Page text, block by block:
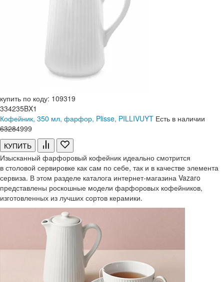
купить по коду: 109319
334235BX1
Кофейник, 350 мл, фарфор, Plisse, PILLIVUYT Есть в наличии
63284999
КУПИТЬ
Изысканный фарфоровый кофейник идеально смотрится
в столовой сервировке как сам по себе, так и в качестве элемента
сервиза. В этом разделе каталога интернет-магазина Vazaro
представлены роскошные модели фарфоровых кофейников,
изготовленных из лучших сортов керамики.